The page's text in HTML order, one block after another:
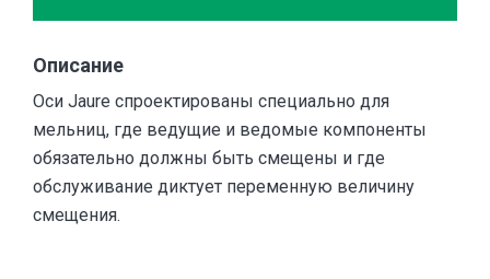
Описание
Оси Jaure спроектированы специально для
мельниц, где ведущие и ведомые компоненты
обязательно должны быть смещены и где
обслуживание диктует переменную величину
смещения.